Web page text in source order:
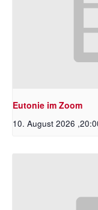
Eutonie im Zoom
10. August 2026